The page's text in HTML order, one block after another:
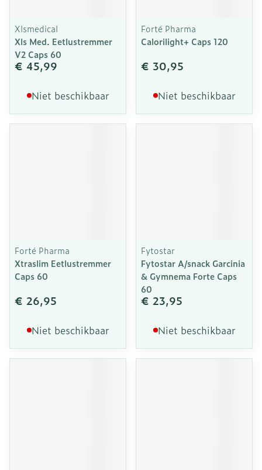
Xlsmedical
Xls Med. Eetlustremmer
V2 Caps 60
€ 45,99
Niet beschikbaar
Forté Pharma
Calorilight+ Caps 120
€ 30,95
Niet beschikbaar
Forté Pharma
Xtraslim Eetlustremmer
Caps 60
€ 26,95
Niet beschikbaar
Fytostar
Fytostar A/snack Garcinia
& Gymnema Forte Caps
60
€ 23,95
Niet beschikbaar